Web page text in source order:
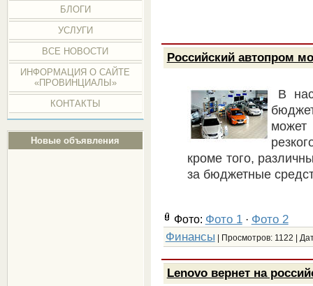
БЛОГИ
УСЛУГИ
ВСЕ НОВОСТИ
ИНФОРМАЦИЯ О САЙТЕ
«ПРОВИНЦИАЛЫ»
КОНТАКТЫ
Новые объявления
Российский автопром
В
может
кроме того,
за бюджетные
Фото: Фото 1· Фото 2
Финансы | Просмотров: 1122 |
Lenovo вернет на